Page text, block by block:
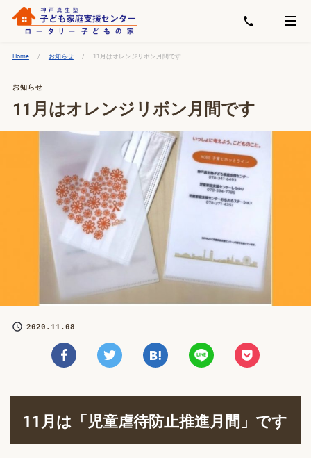
Home お知らせ 11月はオレンジリボン月間です
お知らせ
11月はオレンジリボン月間です
2020.11.08
11月は「児童虐待防止推進月間」です